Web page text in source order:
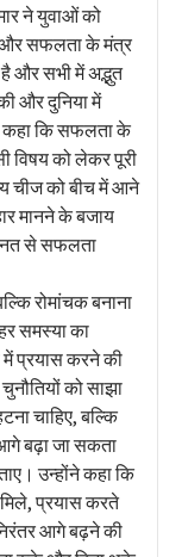
ने युवाओं को
और सफलता के मंत्र
है और सभी में अद्भुत
और दुनिया में
कहा कि सफलता के
विषय को लेकर पूरी
चीज को बीच में आने
मानने के बजाय
से सफलता
रोमांचक बनाना
समस्या का
प्रयास करने की
को साझा
चाहिए, बल्कि
बढ़ा जा सकता
उन्होंने कहा कि
प्रयास करते
आगे बढ़ने की